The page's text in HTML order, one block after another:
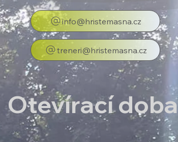
info@hristemasna.cz
treneri@hristemasna.cz
Otevírací doba